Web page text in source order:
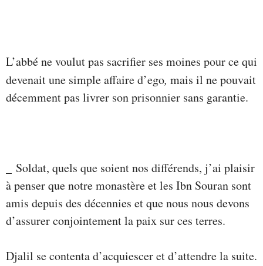
L’abbé ne voulut pas sacrifier ses moines pour ce qui
devenait une simple affaire d’ego, mais il ne pouvait
décemment pas livrer son prisonnier sans garantie.
_ Soldat, quels que soient nos différends, j’ai plaisir
à penser que notre monastère et les Ibn Souran sont
amis depuis des décennies et que nous nous devons
d’assurer conjointement la paix sur ces terres.
Djalil se contenta d’acquiescer et d’attendre la suite.